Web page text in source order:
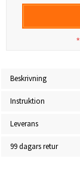
*
Beskrivning
Instruktion
Leverans
99 dagars retur